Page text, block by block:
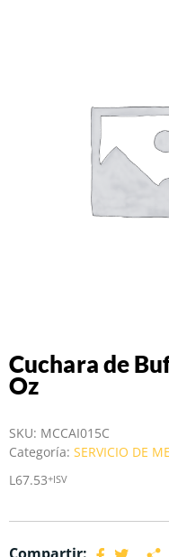
Cuchara de
Oz
SKU: MCCAI015C
Categoría: SERVICIO DE
L 67.53+ISV